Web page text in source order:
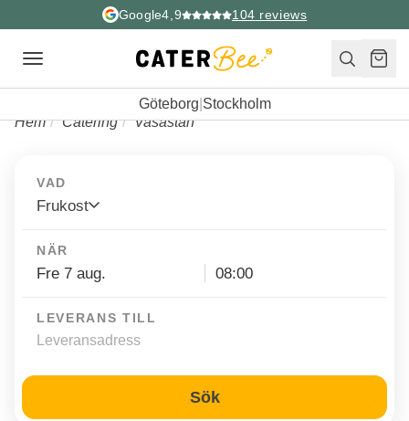
Google4,9 104 reviews
Toggle
Göteborg Stockholm
Hem
Catering Vasastan
VAD
Frukost
NÄR
LEVERANS TILL
Sök